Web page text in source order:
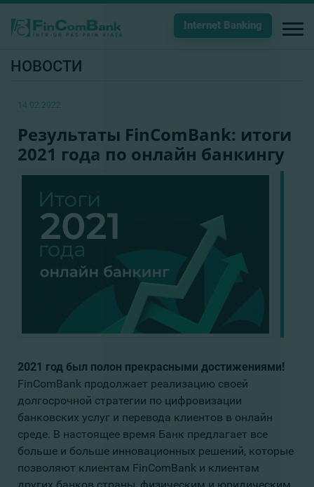
Internet Banking
НОВОСТИ
14.02.2022
Результаты FinComBank: итоги
2021 года по онлайн банкингу
2021 год был полон прекрасными достижениями!
FinComBank продолжает реализацию своей
долгосрочной стратегии по цифровизации
банковских услуг и перевода клиентов в онлайн
среде. В настоящее время Банк предлагает все
больше и больше инновационных решений, которые
позволяют клиентам FinComBank и клиентам